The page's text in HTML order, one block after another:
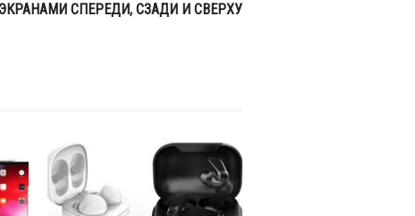
ЭКРАНАМИ СПЕРЕДИ, СЗАДИ И СВЕРХУ